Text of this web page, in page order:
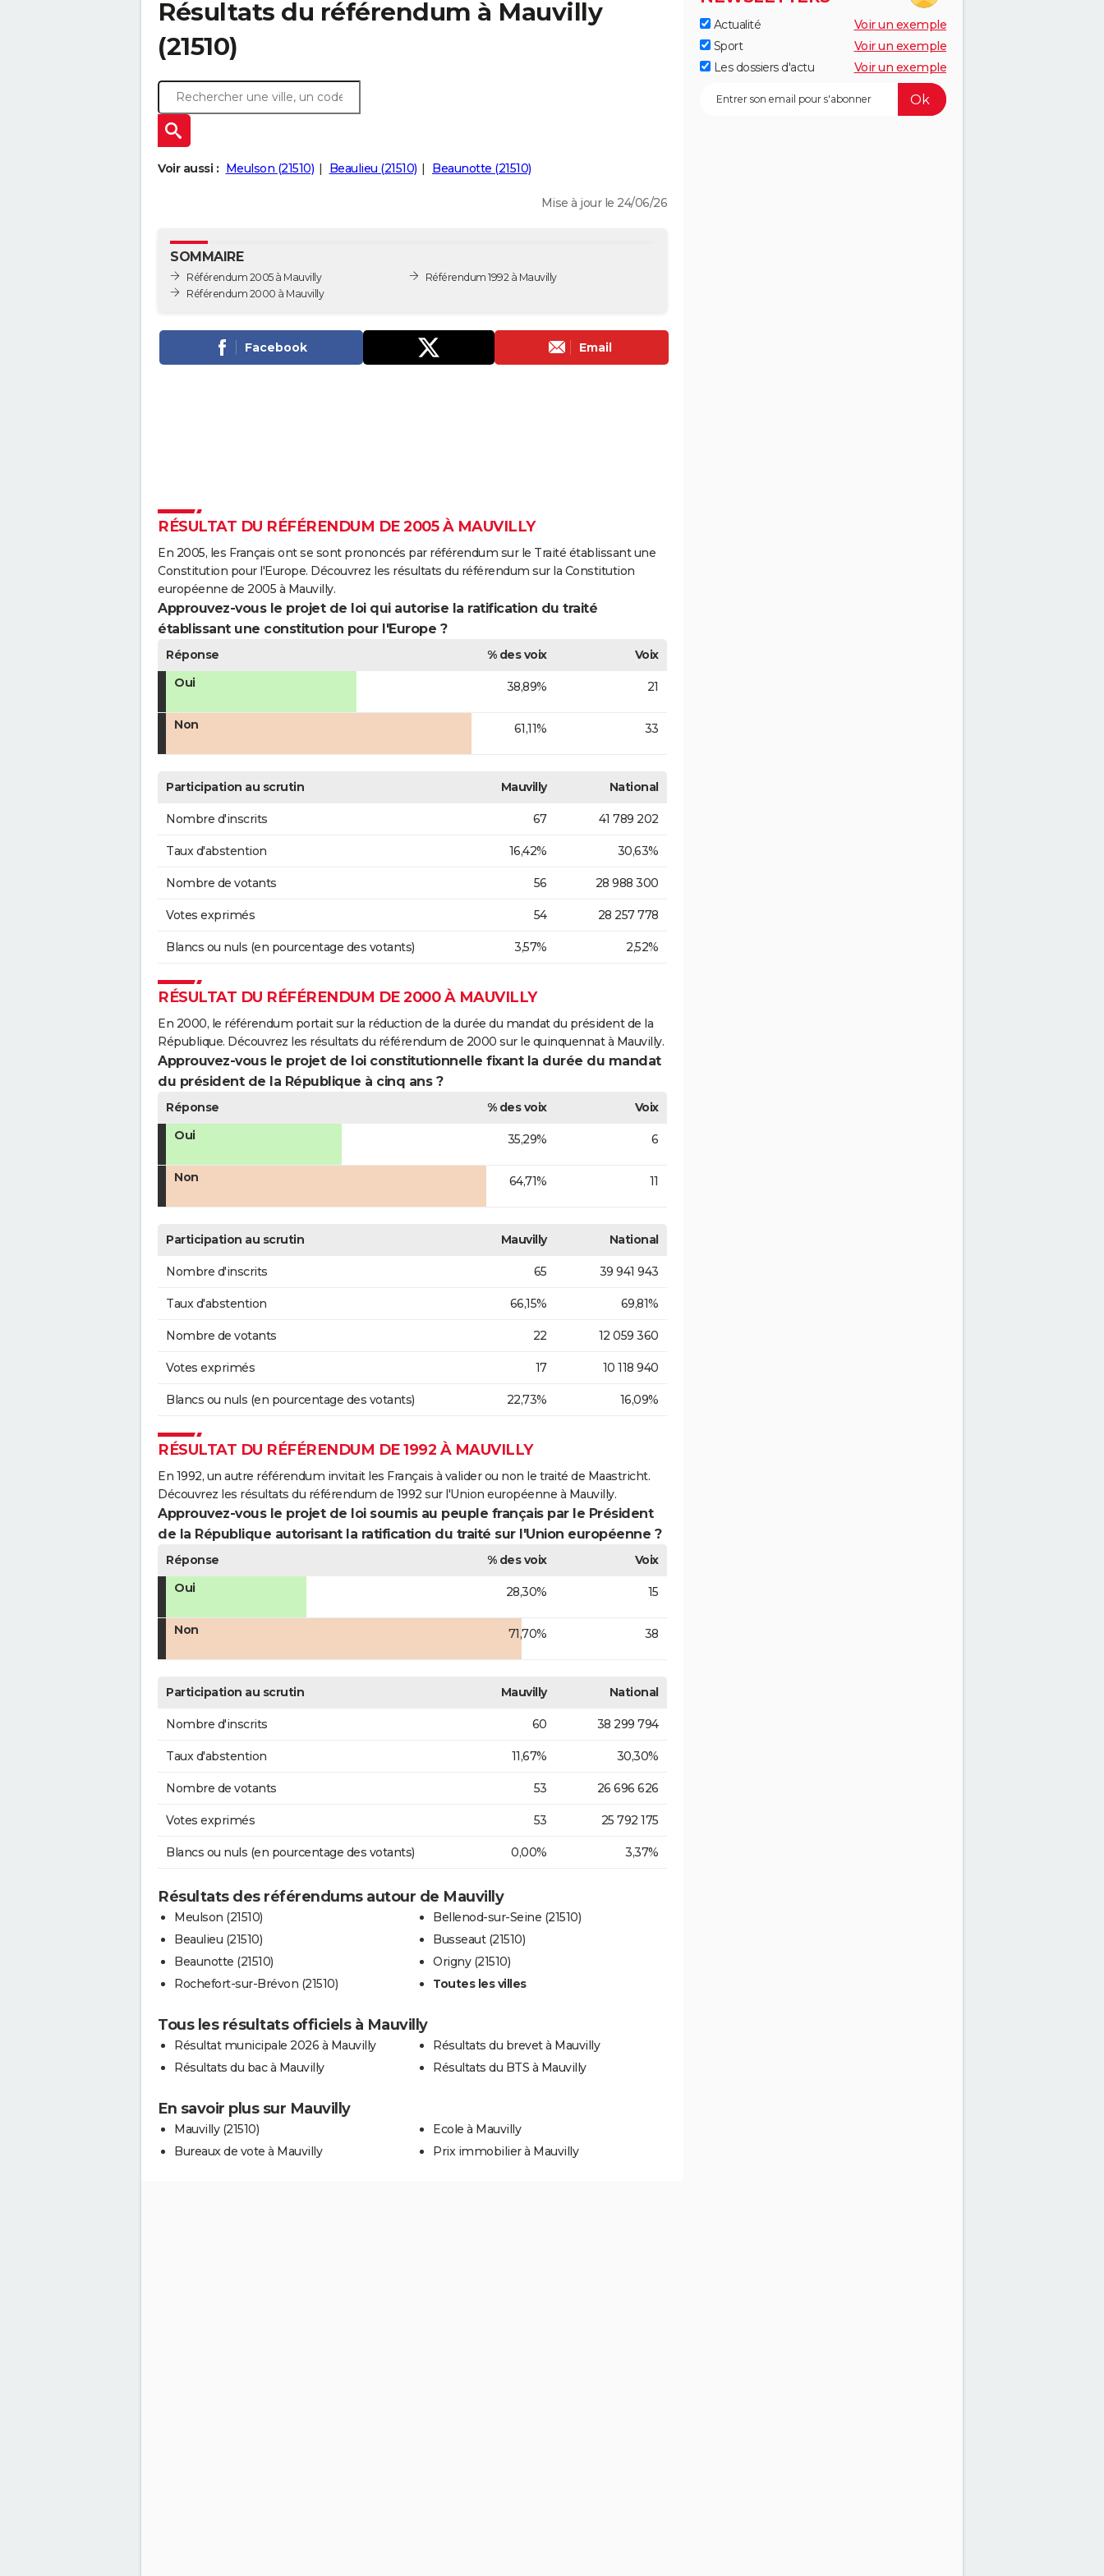
Résultats du référendum à Mauvilly
(21510)
Voir aussi : Meulson (21510) Beaulieu (21510) Beaunotte (21510)
Mise à jour le 24/06/26
SOMMAIRE
Référendum 2005 à Mauvilly
Référendum 2000 à Mauvilly
Référendum 1992 à Mauvilly
Facebook Email
RÉSULTAT DU RÉFÉRENDUM DE 2005 À MAUVILLY
En 2005, les Français ont se sont prononcés par référendum sur le Traité établissant une
Constitution pour l'Europe. Découvrez les résultats du référendum sur la Constitution
européenne de 2005 à Mauvilly.
Approuvez-vous le projet de loi qui autorise la ratification du traité
établissant une constitution pour l'Europe ?
Réponse % des voix
Voix
Oui
38,89% 21
Non 61,11% 33
Participation au scrutin Mauvilly National
Nombre d'inscrits 67 41 789 202
Taux d'abstention 16,42% 30,63%
Nombre de votants 56 28 988 300
Votes exprimés 54 28 257 778
Blancs ou nuls (en pourcentage des votants) 3,57% 2,52%
RÉSULTAT DU RÉFÉRENDUM DE 2000 À MAUVILLY
En 2000, le référendum portait sur la réduction de la durée du mandat du président de la
République. Découvrez les résultats du référendum de 2000 sur le quinquennat à Mauvilly.
Approuvez-vous le projet de loi constitutionnelle fixant la durée du mandat
du président de la République à cinq ans ?
Réponse % des voix
Voix
Oui
35,29% 6
Non 64,71% 11
Participation au scrutin Mauvilly National
Nombre d'inscrits 65 39 941 943
Taux d'abstention 66,15% 69,81%
Nombre de votants 22 12 059 360
Votes exprimés 17 10 118 940
Blancs ou nuls (en pourcentage des votants) 22,73% 16,09%
RÉSULTAT DU RÉFÉRENDUM DE 1992 À MAUVILLY
En 1992, un autre référendum invitait les Français à valider ou non le traité de Maastricht.
Découvrez les résultats du référendum de 1992 sur l'Union européenne à Mauvilly.
Approuvez-vous le projet de loi soumis au peuple français par le Président
de la République autorisant la ratification du traité sur l'Union européenne ?
Réponse % des voix
Voix
Oui
28,30% 15
Non 71,70% 38
Participation au scrutin Mauvilly National
Nombre d'inscrits 60 38 299 794
Taux d'abstention 11,67% 30,30%
Nombre de votants 53 26 696 626
Votes exprimés 53 25 792 175
Blancs ou nuls (en pourcentage des votants) 0,00% 3,37%
Résultats des référendums autour de Mauvilly
Meulson (21510)
Beaulieu (21510)
Beaunotte (21510)
Rochefort-sur-Brévon (21510)
Bellenod-sur-Seine (21510)
Busseaut (21510)
Origny (21510)
Toutes les villes
Tous les résultats officiels à Mauvilly
Résultat municipale 2026 à Mauvilly
Résultats du bac à Mauvilly
Résultats du brevet à Mauvilly
Résultats du BTS à Mauvilly
En savoir plus sur Mauvilly
Mauvilly (21510)
Bureaux de vote à Mauvilly
Ecole à Mauvilly
Prix immobilier à Mauvilly
Actualité
Voir un exemple
Sport
Voir un exemple
Les dossiers d'actu
Voir un exemple